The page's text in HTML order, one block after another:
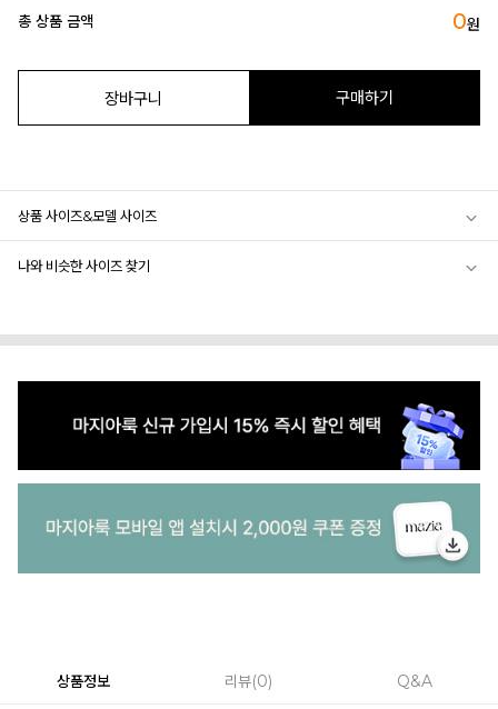
총 상품 금액 0원
장바구니 구매하기
상품 사이즈&모델 사이즈
나와 비슷한 사이즈 찾기
상품정보 리뷰 0 Q&A